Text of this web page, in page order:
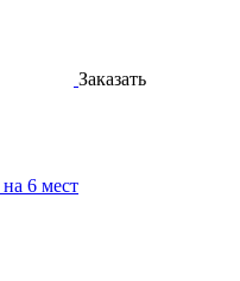
Заказать
6 мест